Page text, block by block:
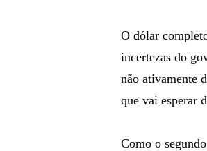
O dólar
incertezas do
não ativamente
que vai esperar
Como o